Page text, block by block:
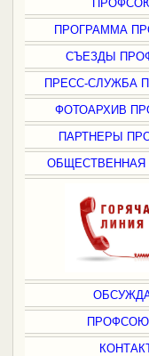
ПРОГРАММА
СЪЕЗДЫ
ПРЕСС-СЛУЖБА
ФОТОАРХИВ
ПАРТНЕРЫ
ОБЩЕСТВЕННАЯ